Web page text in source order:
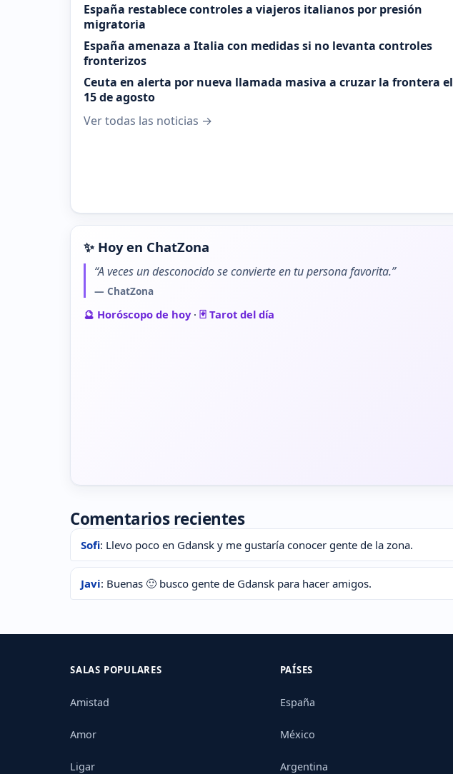
España restablece controles a viajeros italianos por presión
migratoria
España amenaza a Italia con medidas si no levanta controles
fronterizos
Ceuta en alerta por nueva llamada masiva a cruzar la frontera el
15 de agosto
Ver todas las noticias →
✨ Hoy en ChatZona
“A veces un desconocido se convierte en tu persona favorita.”
— ChatZona
🔮 Horóscopo de hoy· 🃏 Tarot del día
Comentarios recientes
Sofi: Llevo poco en Gdansk y me gustaría conocer gente de la zona.
Javi: Buenas 🙂 busco gente de Gdansk para hacer amigos.
SALAS POPULARES
Amistad
Amor
Ligar
PAÍSES
España
México
Argentina